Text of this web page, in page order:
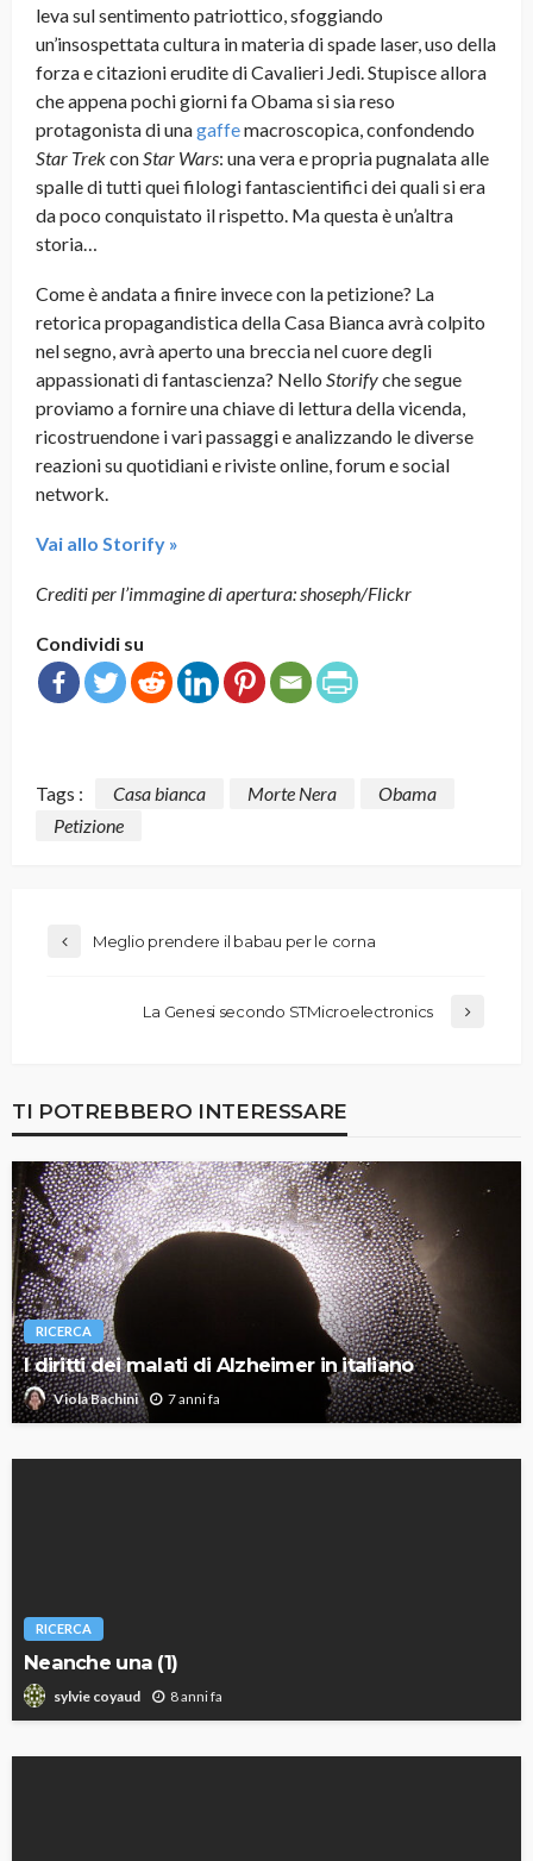
leva sul sentimento patriottico, sfoggiando
un’insospettata cultura in materia di spade laser, uso della
forza e citazioni erudite di Cavalieri Jedi. Stupisce allora
che appena pochi giorni fa Obama si sia reso
protagonista di unagaffemacroscopica, confondendo
Star TrekconStar Wars: una vera e propria pugnalata alle
spalle di tutti quei filologi fantascientifici dei quali si era
da poco conquistato il rispetto. Ma questa è un’altra
storia…
Come è andata a finire invece con la petizione? La
retorica propagandistica della Casa Bianca avrà colpito
nel segno, avrà aperto una breccia nel cuore degli
appassionati di fantascienza? Nello Storifyche segue
proviamo a fornire una chiave di lettura della vicenda,
ricostruendone i vari passaggi e analizzando le diverse
reazioni su quotidiani e riviste online, forum e social
network.
Vai allo Storify »
Crediti per l’immagine di apertura: shoseph/Flickr
Condividi su
Tags : Casa bianca Morte Nera
Obama
Petizione
Meglio prendere il babau per le corna
La Genesi secondo STMicroelectronics
TI POTREBBERO INTERESSARE
RICERCA
I diritti dei malati di Alzheimer in italiano
Viola Bachini 7 anni fa
RICERCA
Neanche una (1)
sylvie coyaud 8 anni fa